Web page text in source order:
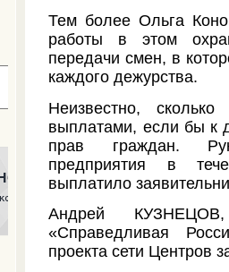
Тем более Ольга
работы в этом
передачи смен, в
каждого дежурства.
Неизвестно,
выплатами, если бы к
прав граждан.
предприятия в
выплатило
Андрей
«Справедливая
проекта сети Центров